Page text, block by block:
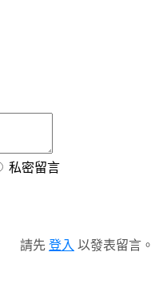
私密留言
請先 登入 以發表留言。